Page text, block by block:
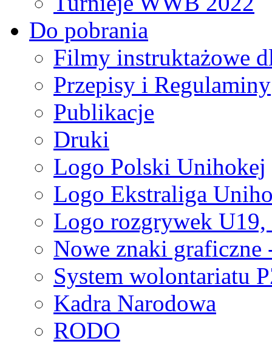
Do pobrania
Filmy instruktażowe
Przepisy i Regulaminy
Publikacje
Druki
Logo Polski Unihokej
Logo Ekstraliga
Logo rozgrywek
Nowe znaki graficzne
System wolontariatu
Kadra Narodowa
RODO